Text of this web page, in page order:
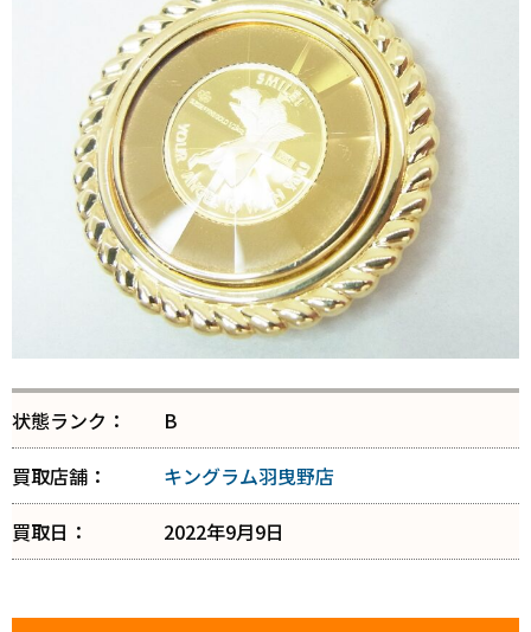
状態ランク：
B
買取店舗：
キングラム羽曳野店
買取日：
2022年9月9日